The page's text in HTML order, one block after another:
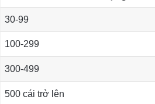
30-99
100-299
300-499
500 cái trở lên